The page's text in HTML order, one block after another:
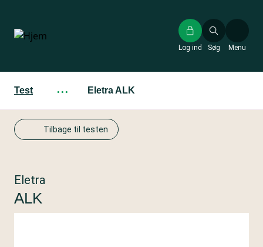
hovedindhold
Søg
Log ind Menu
Test ··· Eletra ALK
Tilbage til testen
Eletra
ALK